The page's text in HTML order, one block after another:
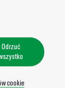
Odrzuć
cookie